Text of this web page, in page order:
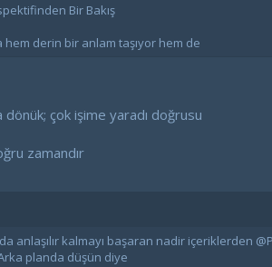
Bir Bakış
derin bir anlam taşıyor hem de
çok işime yaradı doğrusu
zamandır
anlaşılır kalmayı başaran nadir içeriklerden
planda düşün diye